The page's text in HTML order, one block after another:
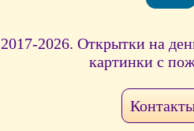
2017-2026. Открытки на
картинки с